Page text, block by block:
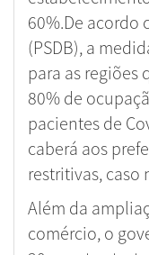
60%.De acordo
(PSDB), a
para as regiões
80% de
pacientes de
caberá aos
restritivas, caso
Além da
comércio, o